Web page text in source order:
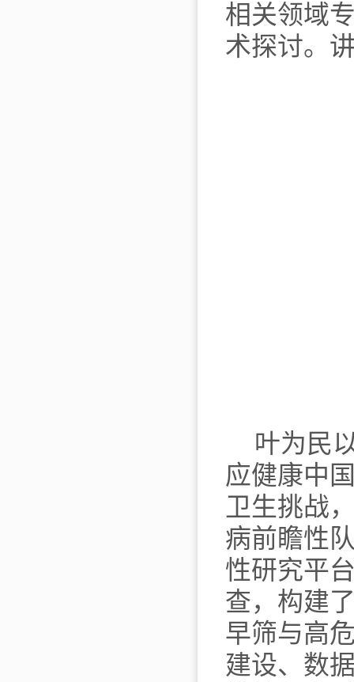
相关领域
术探讨。
叶为民
应健康中
卫生挑战
病前瞻性
性研究平
查，构建
早筛与高
建设、数